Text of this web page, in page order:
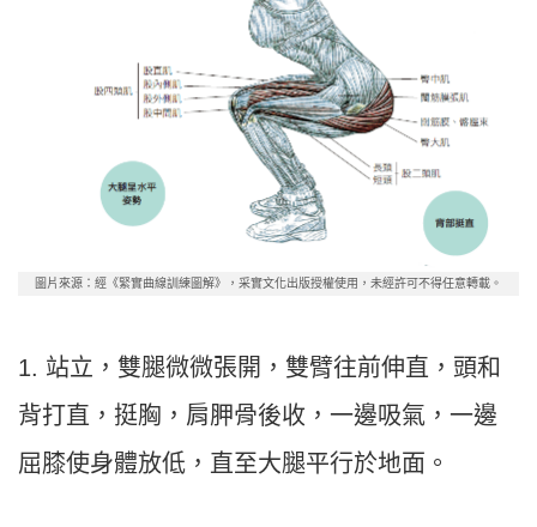
圖片來源：經《緊實曲線訓練圖解》，采實文化出版授權使用，未經許可不得任意轉載。
1. 站立，雙腿微微張開，雙臂往前伸直，頭和
背打直，挺胸，肩胛骨後收，一邊吸氣，一邊
屈膝使身體放低，直至大腿平行於地面。